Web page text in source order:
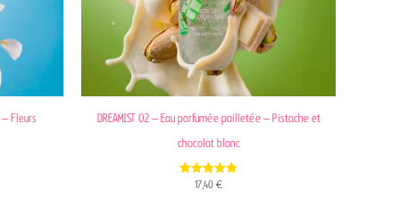
– Fleurs
DREAMIST 02 – Eau parfumée pailletée – Pistache et
chocolat blanc
5.00
17,40 €